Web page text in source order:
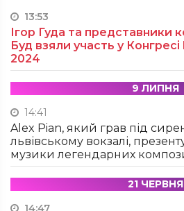
13:53
Ігор Гуда та представники
Буд взяли участь у Конгресі
2024
9 ЛИПНЯ
14:41
Alex Pian, який грав під
львівському вокзалі,
музики легендарних
21 ЧЕРВНЯ
14:47